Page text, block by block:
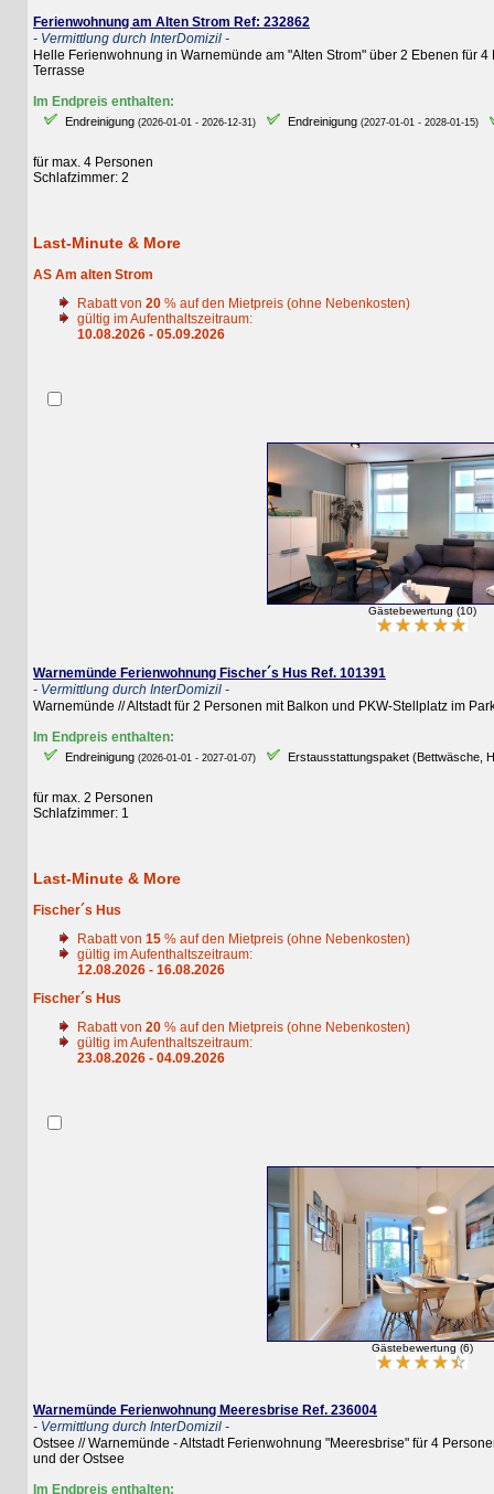
Ferienwohnung am Alten Strom Ref: 232862
- Vermittlung durch InterDomizil -
Helle Ferienwohnung in Warnemünde am "Alten Strom" über 2 Ebenen für 4
Terrasse
Im Endpreis enthalten:
Endreinigung(2026-01-01 - 2026-12-31) Endreinigung(2027-01-01 - 2028-01-15)
für max. 4 Personen
Schlafzimmer: 2
Last-Minute & More
AS Am alten Strom
Rabatt von20% auf den Mietpreis (ohne Nebenkosten)
gültig im Aufenthaltszeitraum:
10.08.2026 - 05.09.2026
Gästebewertung (10)
Warnemünde Ferienwohnung Fischer´s Hus Ref. 101391
- Vermittlung durch InterDomizil -
Warnemünde // Altstadt für 2 Personen mit Balkon und PKW-Stellplatz im
Im Endpreis enthalten:
Endreinigung(2026-01-01 - 2027-01-07) Erstausstattungspaket (Bettwäsche,
für max. 2 Personen
Schlafzimmer: 1
Last-Minute & More
Fischer´s Hus
Rabatt von15% auf den Mietpreis (ohne Nebenkosten)
gültig im Aufenthaltszeitraum:
12.08.2026 - 16.08.2026
Fischer´s Hus
Rabatt von20% auf den Mietpreis (ohne Nebenkosten)
gültig im Aufenthaltszeitraum:
23.08.2026 - 04.09.2026
Gästebewertung (6)
Warnemünde Ferienwohnung Meeresbrise Ref. 236004
- Vermittlung durch InterDomizil -
Ostsee // Warnemünde - Altstadt Ferienwohnung "Meeresbrise" für 4 Personen
und der Ostsee
Im Endpreis enthalten: